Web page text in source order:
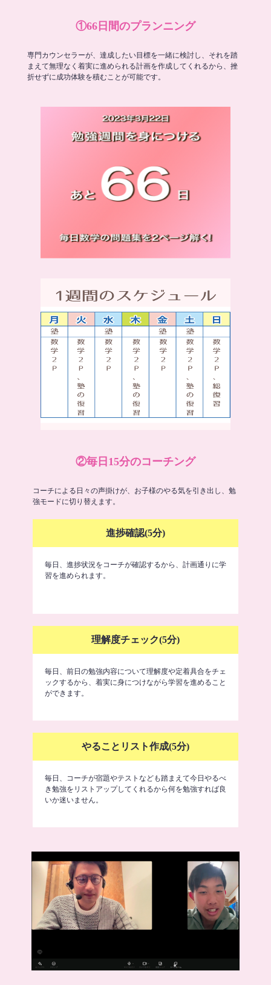
①66日間のプランニング
専門カウンセラーが、達成したい目標を一緒に検討し、それを踏
まえて無理なく着実に進められる計画を作成してくれるから、挫
折せずに成功体験を積むことが可能です。
②毎日15分のコーチング
コーチによる日々の声掛けが、お子様のやる気を引き出し、勉
強モードに切り替えます。
進捗確認(5分)
毎日、進捗状況をコーチが確認するから、計画通りに学
習を進められます。
理解度チェック(5分)
毎日、前日の勉強内容について理解度や定着具合をチェ
ックするから、着実に身につけながら学習を進めること
ができます。
やることリスト作成(5分)
毎日、コーチが宿題やテストなども踏まえて今日やるべ
き勉強をリストアップしてくれるから何を勉強すれば良
いか迷いません。